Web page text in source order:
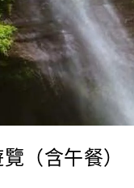
（含午餐）